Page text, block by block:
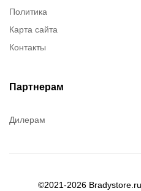
Политика
Карта сайта
Контакты
Партнерам
Дилерам
©2021-2026